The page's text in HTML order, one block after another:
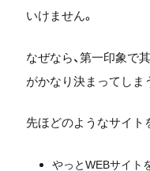
いけません。
なぜなら、第一印象で
がかなり決まってしま
先ほどのようなサイト
やっとWEBサイト